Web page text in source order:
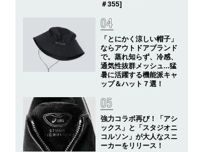
＃355]
「とにかく涼しい帽子」
ならアウトドアブランド
で。蒸れ知らず、冷感、
通気性抜群メッシュ...猛
暑に活躍する機能派キャ
ップ＆ハット７選！
強力コラボ再び！「アシ
ックス」と「スタジオニ
コルソン」が大人なスニ
ーカーをリリース！